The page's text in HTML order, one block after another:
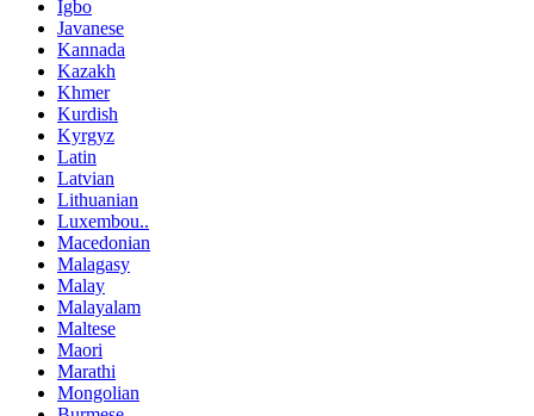
Igbo
Javanese
Kannada
Kazakh
Khmer
Kurdish
Kyrgyz
Latin
Latvian
Lithuanian
Luxembou..
Macedonian
Malagasy
Malay
Malayalam
Maltese
Maori
Marathi
Mongolian